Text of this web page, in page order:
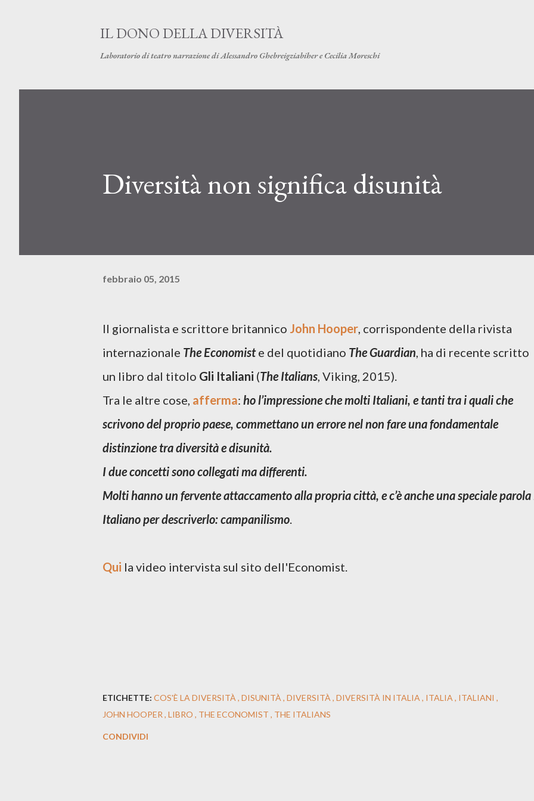
IL DONO DELLA DIVERSITÀ
Laboratorio di teatro narrazione di Alessandro Ghebreigziabiher e Cecilia Moreschi
Diversità non significa disunità
febbraio 05, 2015
Il giornalista e scrittore britannico John Hooper, corrispondente della rivista
internazionale TheEconomiste del quotidiano The Guardian, ha di recente scritto
un libro dal titolo Gli Italiani (The Italians, Viking, 2015).
Tra le altre cose, afferma: ho l’impressione che molti Italiani, e tanti tra i quali che
scrivono del proprio paese, commettano un errore nel non fare una fondamentale
distinzione tradiversitàedisunità.
I due concetti sono collegati ma differenti.
Molti hanno un fervente attaccamento alla propria città, e c’è anche una speciale parola
Italiano per descriverlo: campanilismo.
Qui la video intervista sul sito dell'Economist.
ETICHETTE: COS'È LA DIVERSITÀ DISUNITÀ DIVERSITÀ DIVERSITÀ IN ITALIA ITALIA
ITALIANI
JOHN HOOPER LIBRO THE ECONOMIST THE ITALIANS
CONDIVIDI